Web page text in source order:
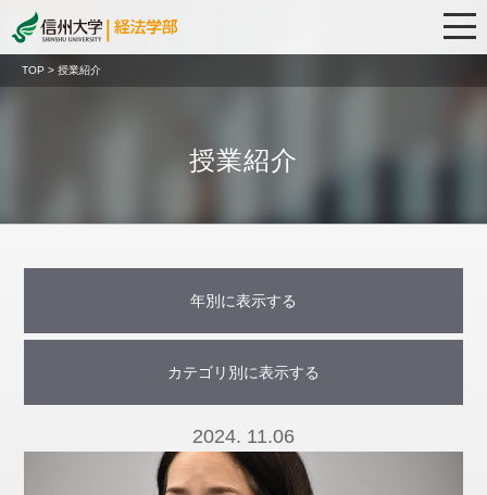
TOP > 授業紹介
授業紹介
年別に表示する
2026年 (2)
2025年 (21)
2024年 (19)
2023年 (31)
2022年 (37)
2021年 (30)
2020年 (26)
2019年 (36)
2018年 (32)
2017年 (35)
2016年 (32)
2015年 (13)
カテゴリ別に表示する
会計監査の理論と実務 (4)
国内グローバル研修（海外インターンシップ研修） (1)
2024. 11.06